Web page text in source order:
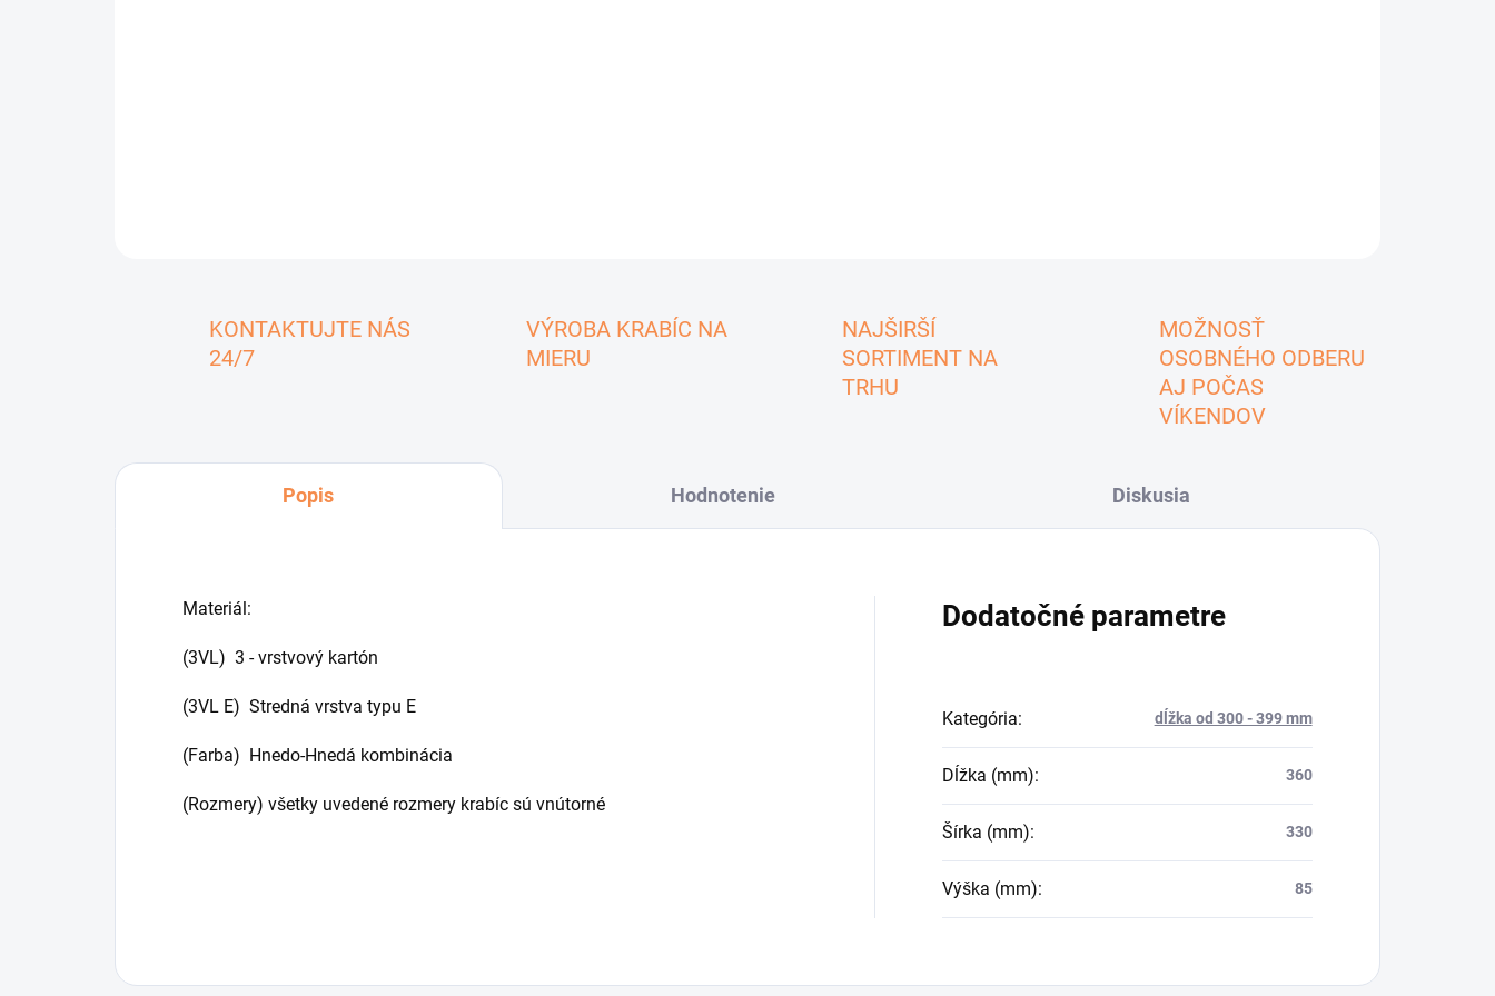
KONTAKTUJTE NÁS
24/7
VÝROBA KRABÍC NA
MIERU
NAJŠIRŠÍ
SORTIMENT NA
TRHU
MOŽNOSŤ
OSOBNÉHO ODBERU
AJ POČAS
VÍKENDOV
Popis Hodnotenie Diskusia
Materiál:
(3VL) 3 - vrstvový kartón
(3VL E) Stredná vrstva typu E
(Farba) Hnedo-Hnedá kombinácia
(Rozmery) všetky uvedené rozmery krabíc sú vnútorné
Dodatočné parametre
Kategória: dĺžka od 300 - 399 mm
Dĺžka (mm): 360
Šírka (mm): 330
Výška (mm): 85